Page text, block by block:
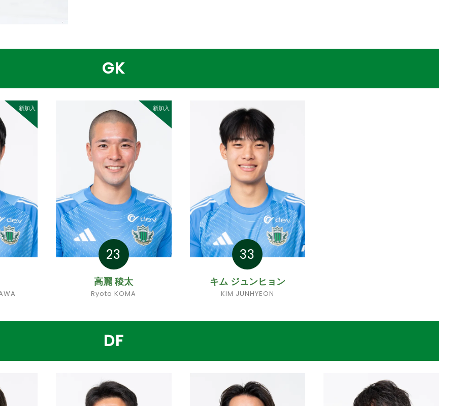
GK
新加入 新加入
23
高麗 稜太
Ryota KOMA
33
キム ジュンヒョン
KIM JUNHYEON
DF